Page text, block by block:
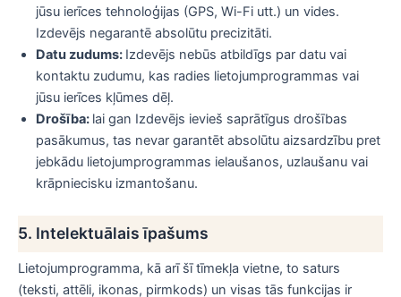
jūsu ierīces tehnoloģijas (GPS, Wi-Fi utt.) un vides.
Izdevējs negarantē absolūtu precizitāti.
Datu zudums: Izdevējs nebūs atbildīgs par datu vai
kontaktu zudumu, kas radies lietojumprogrammas vai
jūsu ierīces kļūmes dēļ.
Drošība: lai gan Izdevējs ievieš saprātīgus drošības
pasākumus, tas nevar garantēt absolūtu aizsardzību pret
jebkādu lietojumprogrammas ielaušanos, uzlaušanu vai
krāpniecisku izmantošanu.
5. Intelektuālais īpašums
Lietojumprogramma, kā arī šī tīmekļa vietne, to saturs
(teksti, attēli, ikonas, pirmkods) un visas tās funkcijas ir